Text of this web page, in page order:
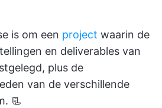
is om een project waarin de
en deliverables van
plus de
van de verschillende
📃